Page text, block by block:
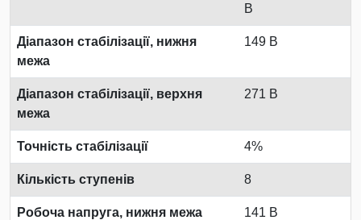
В
Діапазон стабілізації, нижня
межа
149 В
Діапазон стабілізації, верхня
межа
271 В
Точність стабілізації 4%
Кількість ступенів 8
Робоча напруга, нижня межа 141 В